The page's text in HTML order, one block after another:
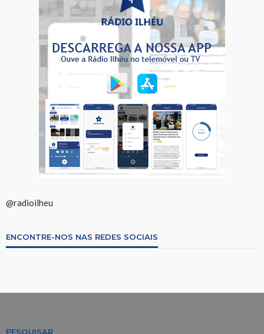
@radioilheu
ENCONTRE-NOS NAS REDES SOCIAIS
PESQUISAR